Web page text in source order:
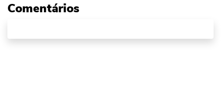
Comentários